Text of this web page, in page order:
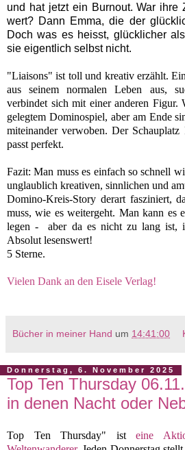
und hat jetzt ein Burnout. War ihre
wert? Dann Emma, die der
Doch was es heisst, glücklicher
sie eigentlich selbst nicht.
"Liaisons" ist toll und kreativ erzählt.
aus seinem normalen Leben aus,
verbindet sich mit einer anderen
gelegtem Dominospiel, aber am Ende
miteinander verwoben. Der
passt perfekt.
Fazit: Man muss es einfach so schnell
unglaublich kreativen, sinnlichen und
Domino-Kreis-Story derart fasziniert,
muss, wie es weitergeht. Mankann es
legen - aber da es nicht zu lang ist,
Absolut lesenswert!
5 Sterne.
Vielen Dank an den Eisele Verlag!
Bücher in meiner Hand um 14:41:00
Donnerstag, 6. November 2025
Top Ten Thursday
in denen Nacht oder
Top Ten Thursday" ist eine